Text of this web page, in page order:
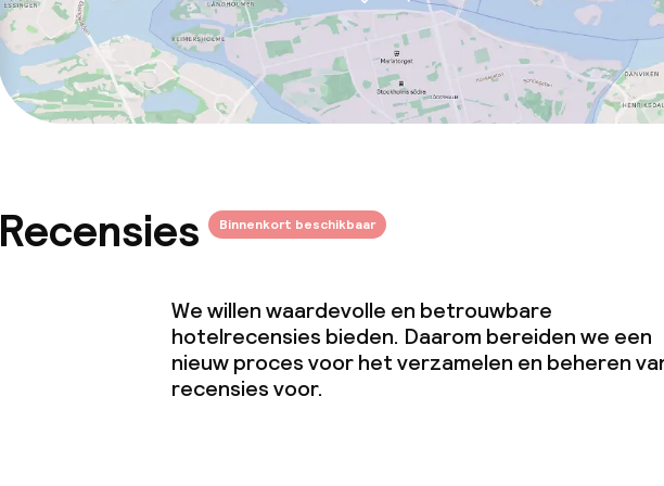
Recensies Binnenkort beschikbaar
We willen waardevolle en betrouwbare
hotelrecensies bieden. Daarom bereiden we een
nieuw proces voor het verzamelen en beheren
recensies voor.